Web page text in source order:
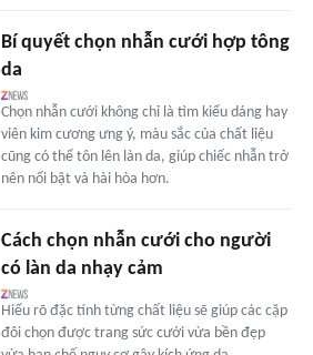
Bí quyết chọn nhẫn cưới hợp tông
da
Chọn nhẫn cưới không chỉ là tìm kiểu dáng hay
viên kim cương ưng ý, màu sắc của chất liệu
cũng có thể tôn lên làn da, giúp chiếc nhẫn trở
nên nổi bật và hài hòa hơn.
Cách chọn nhẫn cưới cho người
có làn da nhạy cảm
Hiểu rõ đặc tính từng chất liệu sẽ giúp các cặp
đôi chọn được trang sức cưới vừa bền đẹp